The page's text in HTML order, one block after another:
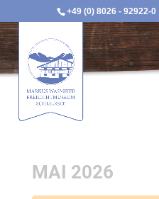
+49 (0) 8026 - 92922-0
MAI 2026